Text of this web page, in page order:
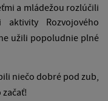
a mládežou rozlúčili
Rozvojového
užili popoludnie plné
niečo dobré pod zub,